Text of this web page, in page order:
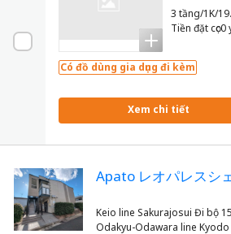
3 tầng/1K/
Tiền đặt
Có đồ dùng gia dụng đi kèm
Xem chi tiết
Apato レオパレスシ
Keio line Sakurajosui Đi bộ